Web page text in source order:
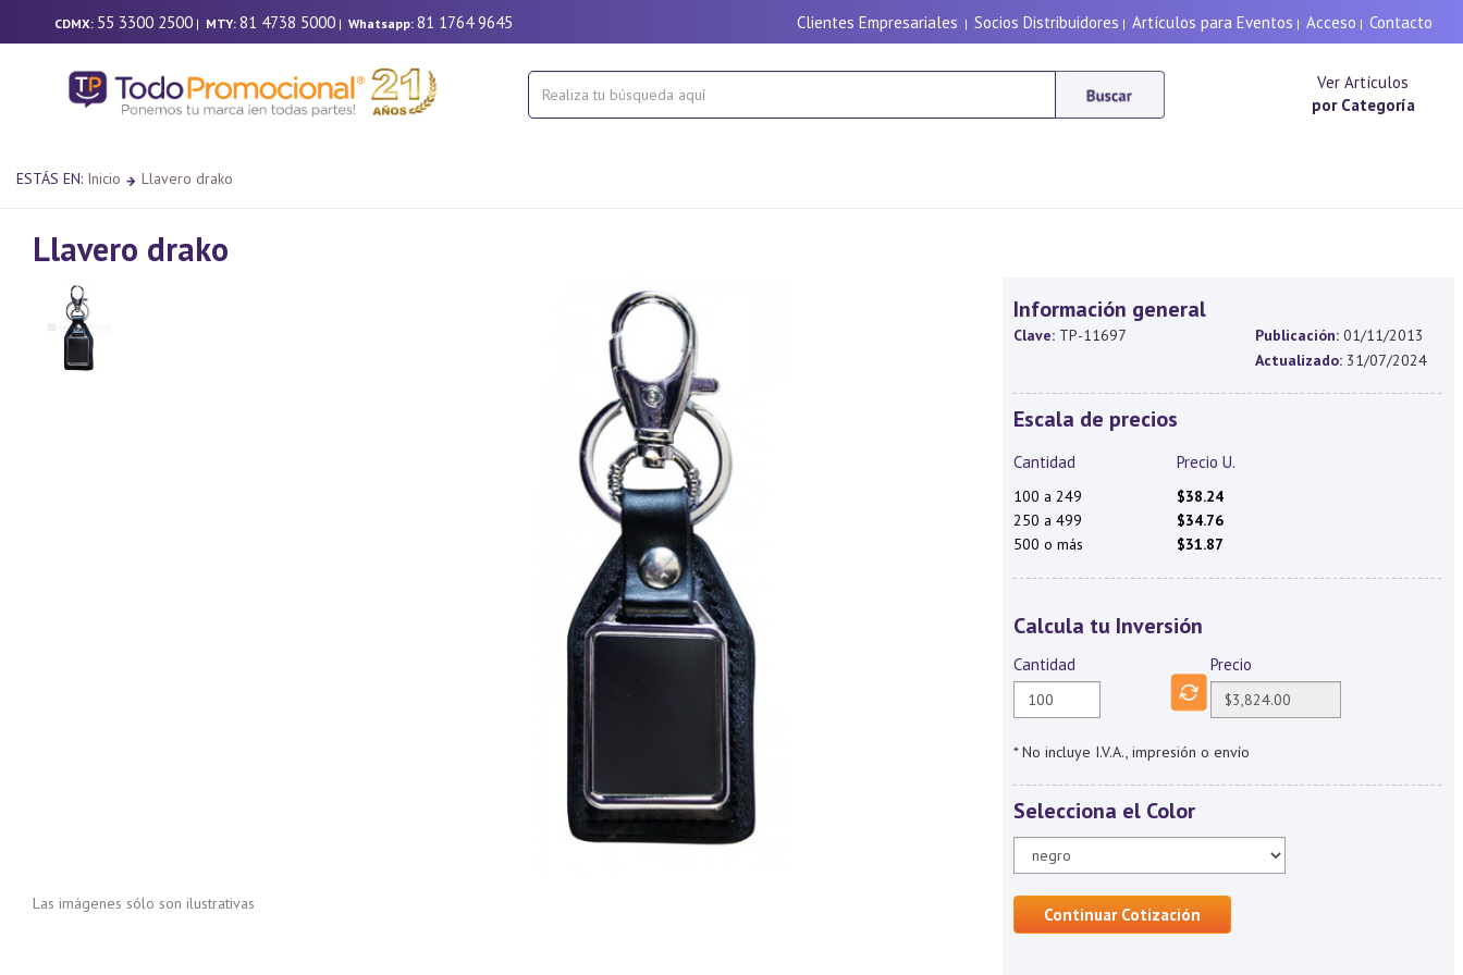
CDMX: 55 3300 2500 | MTY: 81 4738 5000 | Whatsapp: 81 1764 9645 Clientes Empresariales | Socios Distribuidores | Artículos para Eventos | Acceso | Contacto
Ver Artículos
por Categoría
ESTÁS EN: Inicio Llavero drako
Llavero drako
Las imágenes sólo son ilustrativas
Información general
Clave: TP-11697 Publicación: 01/11/2013
Actualizado: 31/07/2024
Escala de precios
Cantidad Precio U.
100 a 249
$38.24
250 a 499
$34.76
500 o más
$31.87
Calcula tu Inversión
Cantidad Precio
* No incluye I.V.A., impresión o envío
Selecciona el Color
Continuar Cotización